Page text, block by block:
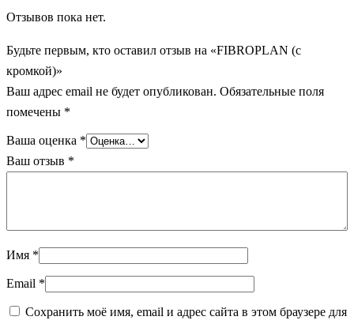
Отзывов пока нет.
Будьте первым, кто оставил отзыв на «FIBROPLAN (с
кромкой)»
Ваш адрес email не будет опубликован. Обязательные поля
помечены *
Ваша оценка *
Ваш отзыв *
Имя *
Email *
Сохранить моё имя, email и адрес сайта в этом браузере для